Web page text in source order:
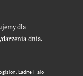
dla
dnia.
, Ładne Halo